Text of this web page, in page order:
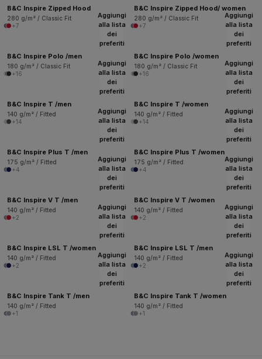
B&C Inspire Zipped Hood
280 g/m² / Classic Fit
+7
B&C Inspire Zipped Hood/ women
280 g/m² / Classic Fit
+7
Aggiungi
alla lista
dei
preferiti
B&C Inspire Polo /men
180 g/m² / Classic Fit
+16
Aggiungi
alla lista
dei
preferiti
B&C Inspire Polo /women
180 g/m² / Classic Fit
+16
Aggiungi
alla lista
dei
preferiti
B&C Inspire T /men
140 g/m² / Fitted
+14
Aggiungi
alla lista
dei
preferiti
B&C Inspire T /women
140 g/m² / Fitted
+14
Aggiungi
alla lista
dei
preferiti
B&C Inspire Plus T /men
175 g/m² / Fitted
+4
Aggiungi
alla lista
dei
preferiti
B&C Inspire Plus T /women
175 g/m² / Fitted
+4
Aggiungi
alla lista
dei
preferiti
B&C Inspire V T /men
140 g/m² / Fitted
+2
Aggiungi
alla lista
dei
preferiti
B&C Inspire V T /women
140 g/m² / Fitted
+2
Aggiungi
alla lista
dei
preferiti
B&C Inspire LSL T /women
140 g/m² / Fitted
+2
Aggiungi
alla lista
dei
preferiti
B&C Inspire LSL T /men
140 g/m² / Fitted
+2
Aggiungi
alla lista
dei
preferiti
B&C Inspire Tank T /men
140 g/m² / Fitted
+1
Aggiungi
alla lista
dei
preferiti
B&C Inspire Tank T /women
140 g/m² / Fitted
+1